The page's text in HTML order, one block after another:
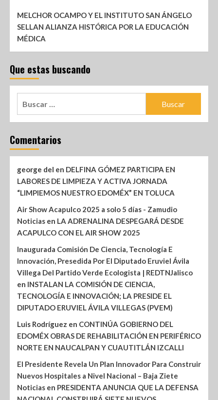
MELCHOR OCAMPO Y EL INSTITUTO SAN ÁNGELO
SELLAN ALIANZA HISTÓRICA POR LA EDUCACIÓN
MÉDICA
Que estas buscando
Comentarios
george del en DELFINA GÓMEZ PARTICIPA EN
LABORES DE LIMPIEZA Y ACTIVA JORNADA
“LIMPIEMOS NUESTRO EDOMÉX” EN TOLUCA
Air Show Acapulco 2025 a solo 5 días - Zamudio
Noticias en LA ADRENALINA DESPEGARÁ DESDE
ACAPULCO CON EL AIR SHOW 2025
Inaugurada Comisión De Ciencia, Tecnología E
Innovación, Presedida Por El Diputado Eruviel Ávila
Villega Del Partido Verde Ecologista | REDTNJalisco
en INSTALAN LA COMISIÓN DE CIENCIA,
TECNOLOGÍA E INNOVACIÓN; LA PRESIDE EL
DIPUTADO ERUVIEL ÁVILA VILLEGAS (PVEM)
Luis Rodríguez en CONTINÚA GOBIERNO DEL
EDOMÉX OBRAS DE REHABILITACIÓN EN PERIFÉRICO
NORTE EN NAUCALPAN Y CUAUTITLÁN IZCALLI
El Presidente Revela Un Plan Innovador Para Construir
Nuevos Hospitales a Nivel Nacional – Baja Ziete
Noticias en PRESIDENTA ANUNCIA QUE LA DEFENSA